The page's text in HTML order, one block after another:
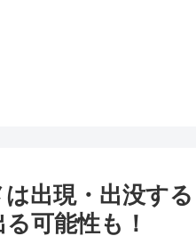
は出現・出没す
可能性も！